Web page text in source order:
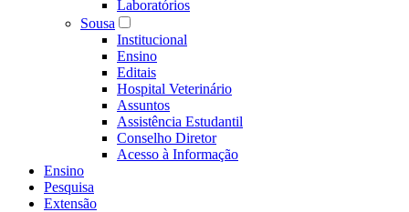
Laboratórios
Sousa
Institucional
Ensino
Editais
Hospital Veterinário
Assuntos
Assistência Estudantil
Conselho Diretor
Acesso à Informação
Ensino
Pesquisa
Extensão